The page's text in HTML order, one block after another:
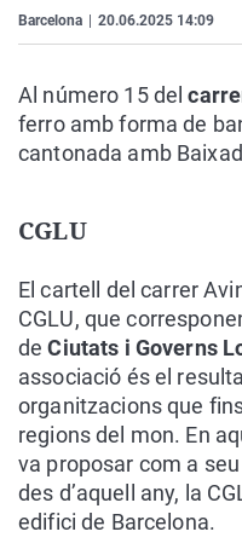
Barcelona 20.06.2025 14:09
Al número 15 del
ferro amb forma de
cantonada amb
CGLU
El cartell del carrer
CGLU, que
de Ciutats i Governs
associació és el
organitzacions que
regions del mon. En
va proposar com a
des d’aquell any, la
edifici de Barcelona.